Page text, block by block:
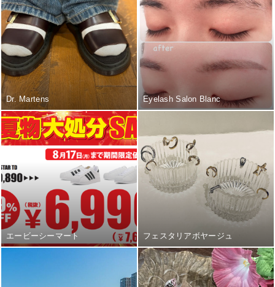
Dr. Martens Eyelash Salon Blanc
エービーシーマート フェスタリアボヤージュ